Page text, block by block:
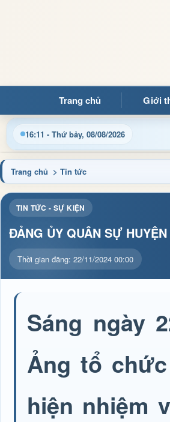
Trang chủ Giới
16:11 - Thứ bảy, 08/08/2026
thông tin điều hành, thủ tục hành
Trang chủ > Tin tức
TIN TỨC - SỰ KIỆN
ĐẢNG ỦY QUÂN SỰ
Thời gian đăng: 22/11/2024 00:00
Sáng ngày
Ảng tổ
hiện nhiệm